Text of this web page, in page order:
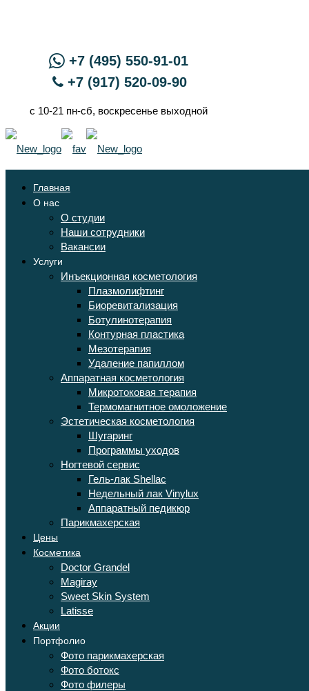
+7 (495) 550-91-01
+7 (917) 520-09-90
с 10-21 пн-сб, воскресенье выходной
Главная
О нас
О студии
Наши сотрудники
Вакансии
Услуги
Инъекционная косметология
Плазмолифтинг
Биоревитализация
Ботулинотерапия
Контурная пластика
Мезотерапия
Удаление папиллом
Аппаратная косметология
Микротоковая терапия
Термомагнитное омоложение
Эстетическая косметология
Шугаринг
Программы уходов
Ногтевой сервис
Гель-лак Shellac
Недельный лак Vinylux
Аппаратный педикюр
Парикмахерская
Цены
Косметика
Doctor Grandel
Magiray
Sweet Skin System
Latisse
Акции
Портфолио
Фото парикмахерская
Фото ботокс
Фото филеры